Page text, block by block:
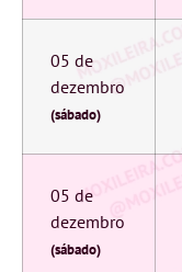
05 de
dezembro
(sábado)
05 de
dezembro
(sábado)